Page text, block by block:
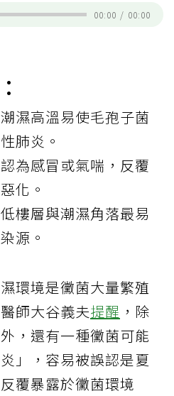
00:00 / 00:00
濕高溫易使毛孢子菌
肺炎。
為感冒或氣喘，反覆
化。
樓層與潮濕角落最易
源。
環境是黴菌大量繁殖
師大谷義夫提醒 ，除
，還有一種黴菌可能
」，容易被誤認是夏
覆暴露於黴菌環境